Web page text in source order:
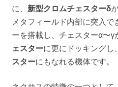
に、 新型クロムチェスターδ
メタフィールド内部に突入で
ーを搭載し、チェスターα〜γ
ェスターに更にドッキングし
スターにもなれる機体です。